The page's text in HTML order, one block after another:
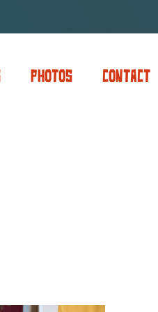
Photos Contact